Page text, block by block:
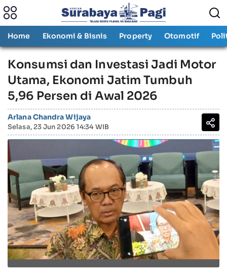
Home Ekonomi & Bisnis Property Otomotif
Konsumsi dan Investasi Jadi Motor
Utama, Ekonomi Jatim Tumbuh
5,96 Persen di Awal 2026
Arlana Chandra Wijaya
Selasa, 23 Jun 2026 14:34 WIB